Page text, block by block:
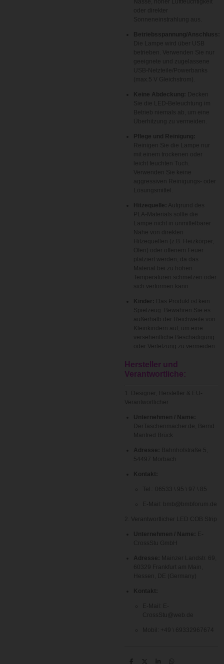
Nässe, hoher Luftfeuchtigkeit
oder direkter
Sonneneinstrahlung aus.
Betriebsspannung/Anschluss:
Die Lampe wird über USB
betrieben. Verwenden Sie nur
geeignete und zugelassene
USB-Netzteile/Powerbanks
5 V Gleichstrom).
Keine Abdeckung:
Decken
Sie die LED-Beleuchtung im
Betrieb niemals ab, um eine
Überhitzung zu vermeiden.
Pflege und Reinigung:
Reinigen Sie die Lampe nur
mit einem trockenen oder
leicht feuchten Tuch.
Verwenden Sie keine
aggressiven Reinigungs- oder
Lösungsmittel.
Hitzequelle:
Aufgrund des
PLA-Materials sollte die
Lampe nicht in unmittelbarer
Nähe von direkten
Hitzequellen (z.B. Heizkörper,
Öfen) oder offenem Feuer
platziert werden, da das
Material bei zu hohen
Temperaturen schmelzen oder
sich verformen kann.
Kinder:
Das Produkt ist kein
Spielzeug. Bewahren Sie es
außerhalb der Reichweite von
Kleinkindern auf, um eine
versehentliche Beschädigung
oder Verletzung zu vermeiden.
Hersteller und
Verantwortliche:
1. Designer, Hersteller & EU-
Verantwortlicher
Unternehmen / Name:
DerTaschenmacher.de, Bernd
Manfred Brück
Adresse:
Bahnhofstraße 5,
54497 Morbach
Kontakt:
Tel.: 06533 \ 95 \ 97 \ 85
bmb@bmbforum.de
2. Verantwortlicher LED COB Strip
Unternehmen / Name:
CrossStu GmbH
Adresse: Mainzer Landstr. 69
60329
Hessen, DE (Germany)
Kontakt:
CrossStu@web.de
Mobil: +49 \ 69332967674